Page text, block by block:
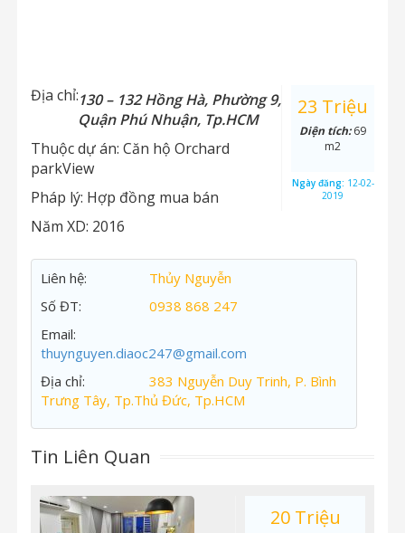
Địa chỉ:130 – 132 Hồng Hà, Phường 9,
Quận Phú Nhuận, Tp.HCM
Thuộc dự án: Căn hộ Orchard
parkView
Pháp lý: Hợp đồng mua bán
Năm XD: 2016
23 Triệu
Diện tích:69
m2
Ngày đăng: 12-02-
2019
Liên hệ:
Thủy Nguyễn
Số ĐT:
0938 868 247
Email:
thuynguyen.diaoc247@gmail.com
Địa chỉ:
383 Nguyễn Duy Trinh, P. Bình
Trưng Tây, Tp.Thủ Đức, Tp.HCM
Tin Liên Quan
20 Triệu